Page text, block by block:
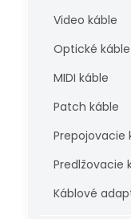
Video káble
Optické káble
MIDI káble
Patch káble
Prepojovacie
Predlžovacie
Káblové